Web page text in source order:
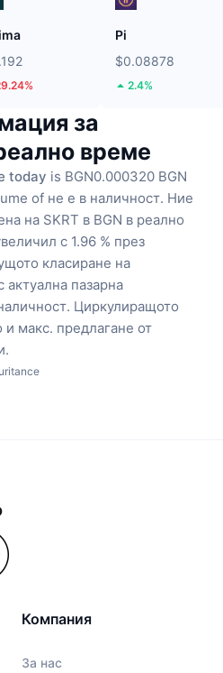
Pi
$0.08878
2.4%
за
време
today is BGN0.000320 BGN
of не е в наличност. Ние
на SKRT в BGN в реално
с 1.96 % през
класиране на
пазарна
Циркулиращото
и макс. предлагане от
Компания
За нас